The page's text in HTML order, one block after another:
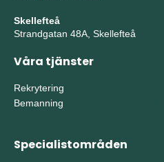
Skellefteå
Strandgatan 48A, Skellefteå
Våra tjänster
Rekrytering
Bemanning
Specialistområden